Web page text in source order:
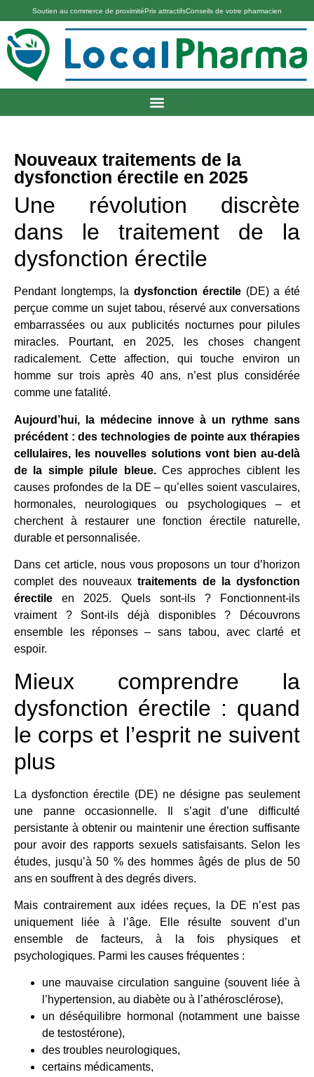
Soutien au commerce de proximitéPrix attractifsConseils de votre pharmacien
Nouveaux traitements de la
dysfonction érectile en 2025
Une révolution discrète
dans le traitement de la
dysfonction érectile
Pendant longtemps, ladysfonction érectile(DE) a été
perçue comme un sujet tabou, réservé aux conversations
embarrassées ou aux publicités nocturnes pour pilules
miracles. Pourtant, en 2025, les choses changent
radicalement. Cette affection, qui touche environ un
homme sur trois après 40 ans, n’est plus considérée
comme une fatalité.
Aujourd’hui, la médecine innove à un rythme sans
précédent : des technologies de pointe aux thérapies
cellulaires, les nouvelles solutions vont bien au-delà
de la simple pilule bleue.Ces approches ciblent les
causes profondes de la DE – qu’elles soient vasculaires,
hormonales, neurologiques ou psychologiques – et
cherchent à restaurer une fonction érectile naturelle,
durable et personnalisée.
Dans cet article, nous vous proposons un tour d’horizon
complet des nouveaux traitements de la dysfonction
érectile en 2025. Quels sont-ils ? Fonctionnent-ils
vraiment ? Sont-ils déjà disponibles ? Découvrons
ensemble les réponses – sans tabou, avec clarté et
espoir.
Mieux comprendre la
dysfonction érectile : quand
le corps et l’esprit ne suivent
plus
La dysfonction érectile (DE) ne désigne pas seulement
une panne occasionnelle. Il s’agit d’une difficulté
persistante à obtenir ou maintenir une érection suffisante
pour avoir des rapports sexuels satisfaisants. Selon les
études, jusqu’à 50 % des hommes âgés de plus de 50
ans en souffrent à des degrés divers.
Mais contrairement aux idées reçues, la DE n’est pas
uniquement liée à l’âge. Elle résulte souvent d’un
ensemble de facteurs, à la fois physiques et
psychologiques. Parmi les causes fréquentes :
une mauvaise circulation sanguine (souvent liée à
l’hypertension, au diabète ou à l’athérosclérose),
un déséquilibre hormonal (notamment une baisse
de testostérone),
des troubles neurologiques,
certains médicaments,